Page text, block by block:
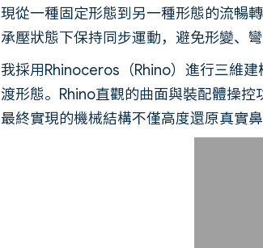
現從一種固定形態到另一種形態的流暢
承壓狀態下保持同步運動，避免形變、彎
我採用Rhinoceros（Rhino）進行三維
渡形態。Rhino直觀的曲面與裝配體操
最終實現的機械結構不僅高度還原真實